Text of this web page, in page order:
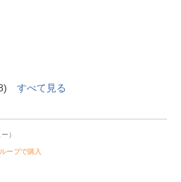
) すべて見る
）
ープで購入